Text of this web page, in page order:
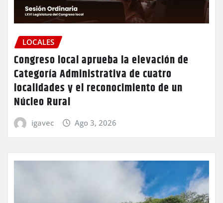
LOCALES
Congreso local aprueba la elevación de
Categoría Administrativa de cuatro
localidades y el reconocimiento de un
Núcleo Rural
igavec Ago 3, 2026